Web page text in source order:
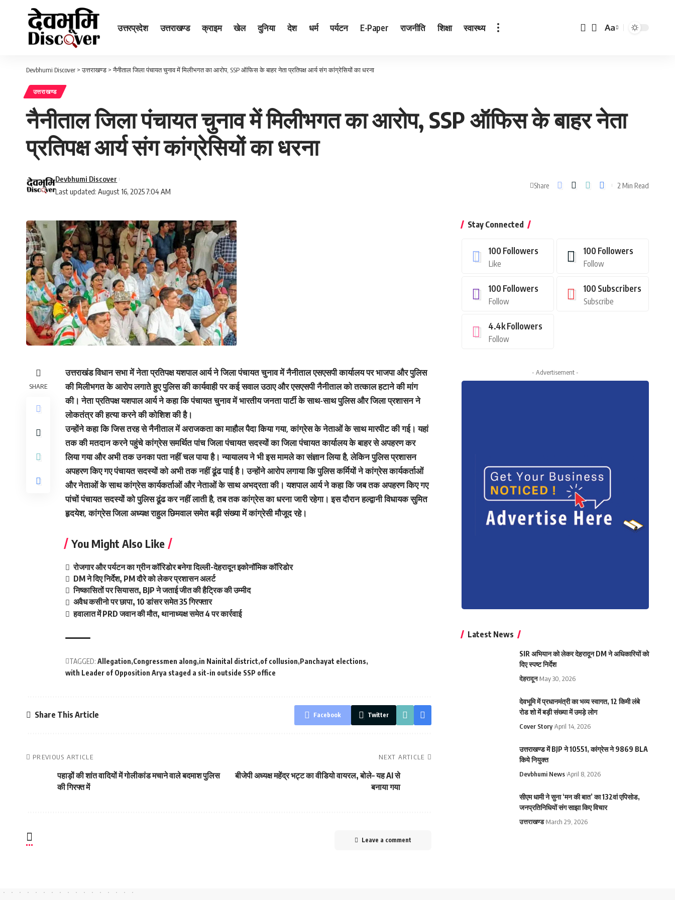
उत्तरप्रदेश उत्तराखण्ड क्राइम खेल दुनिया देश धर्म पर्यटन E-Paper राजनीति शिक्षा स्वास्थ्य
Font
Aa
Devbhumi Discover >उत्तराखण्ड >नैनीताल जिला पंचायत चुनाव में मिलीभगत का आरोप, SSP ऑफिस के बाहर नेता प्रतिपक्ष आर्य संग कांग्रेसियों का धरना
उत्तराखण्ड
नैनीताल जिला पंचायत चुनाव में मिलीभगत का आरोप, SSP ऑफिस के बाहर नेता
प्रतिपक्ष आर्य संग कांग्रेसियों का धरना
Last updated: August 16, 2025 7:04 AM
Devbhumi Discover
Share 2 Min Read
SHARE
उत्तराखंड विधान सभा में नेता प्रतिपक्ष यशपाल आर्य ने जिला पंचायत चुनाव में नैनीताल एसएसपी कार्यालय पर भाजपा और पुलिस
की मिलीभगत के आरोप लगाते हुए पुलिस की कार्यवाही पर कई सवाल उठाए और एसएसपी नैनीताल को तत्काल हटाने की मांग
की। नेता प्रतिपक्ष यशपाल आर्य ने कहा कि पंचायत चुनाव में भारतीय जनता पार्टी के साथ-साथ पुलिस और जिला प्रशासन ने
लोकतंत्र की हत्या करने की कोशिश की है।
उन्होंने कहा कि जिस तरह से नैनीताल में अराजकता का माहौल पैदा किया गया, कांग्रेस के नेताओं के साथ मारपीट की गई। यहां
तक की मतदान करने पहुंचे कांग्रेस समर्थित पांच जिला पंचायत सदस्यों का जिला पंचायत कार्यालय के बाहर से अपहरण कर
लिया गया और अभी तक उनका पता नहीं चल पाया है। न्यायालय ने भी इस मामले का संज्ञान लिया है, लेकिन पुलिस प्रशासन
अपहरण किए गए पंचायत सदस्यों को अभी तक नहीं ढूंढ पाई है। उन्होंने आरोप लगाया कि पुलिस कर्मियों ने कांग्रेस कार्यकर्ताओं
और नेताओं के साथ कांग्रेस कार्यकर्ताओं और नेताओं के साथ अभद्रता की। यशपाल आर्य ने कहा कि जब तक अपहरण किए गए
पांचों पंचायत सदस्यों को पुलिस ढूंढ कर नहीं लाती है, तब तक कांग्रेस का धरना जारी रहेगा। इस दौरान हल्द्वानी विधायक सुमित
हृदयेश, कांग्रेस जिला अध्यक्ष राहुल छिमवाल समेत बड़ी संख्या में कांग्रेसी मौजूद रहे।
You Might Also Like
रोजगार और पर्यटन का ग्रीन कॉरिडोर बनेगा दिल्ली-देहरादून इकोनॉमिक कॉरिडोर
DM ने दिए निर्देश, PM दौरे को लेकर प्रशासन अलर्ट
निष्कासितों पर सियासत, BJP ने जताई जीत की हैट्रिक की उम्मीद
अवैध कसीनो पर छापा, 10 डांसर समेत 35 गिरफ्तार
हवालात में PRD जवान की मौत, थानाध्यक्ष समेत 4 पर कार्रवाई
TAGGED: Allegation Congressmen along in Nainital district of collusion Panchayat elections
with Leader of Opposition Arya staged a sit-in outside SSP office
Share This Article Facebook Twitter
PREVIOUS ARTICLE
पहाड़ों की शांत वादियों में गोलीकांड मचाने वाले बदमाश पुलिस
की गिरफ्त में
NEXT ARTICLE
बीजेपी अध्यक्ष महेंद्र भट्ट का वीडियो वायरल, बोले– यह AI से
बनाया गया
Leave a comment
Stay Connected
100 Followers
Like
100 Followers
Follow
100 Followers
Follow
100 Subscribers
Subscribe
4.4kFollowers
Follow
- Advertisement -
Latest News
SIR अभियान को लेकर देहरादून DM ने अधिकारियों को
दिए स्पष्ट निर्देश
देहरादून May 30, 2026
देवभूमि में प्रधानमंत्री का भव्य स्वागत, 12 किमी लंबे
रोड शो में बड़ी संख्या में उमड़े लोग
Cover Story April 14, 2026
उत्तराखण्ड में BJP ने 10551, कांग्रेस ने 9869 BLA
किये नियुक्त
Devbhumi News April 8, 2026
सीएम धामी ने सुना ‘मन की बात’ का 132वां एपिसोड,
जनप्रतिनिधियों संग साझा किए विचार
उत्तराखण्ड March 29, 2026